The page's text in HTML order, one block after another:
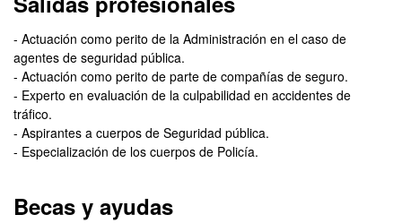
- Actuación como perito de la Administración en el caso de
agentes de seguridad pública.
- Actuación como perito de parte de compañías de seguro.
- Experto en evaluación de la culpabilidad en accidentes de
tráfico.
- Aspirantes a cuerpos de Seguridad pública.
- Especialización de los cuerpos de Policía.
Becas y ayudas